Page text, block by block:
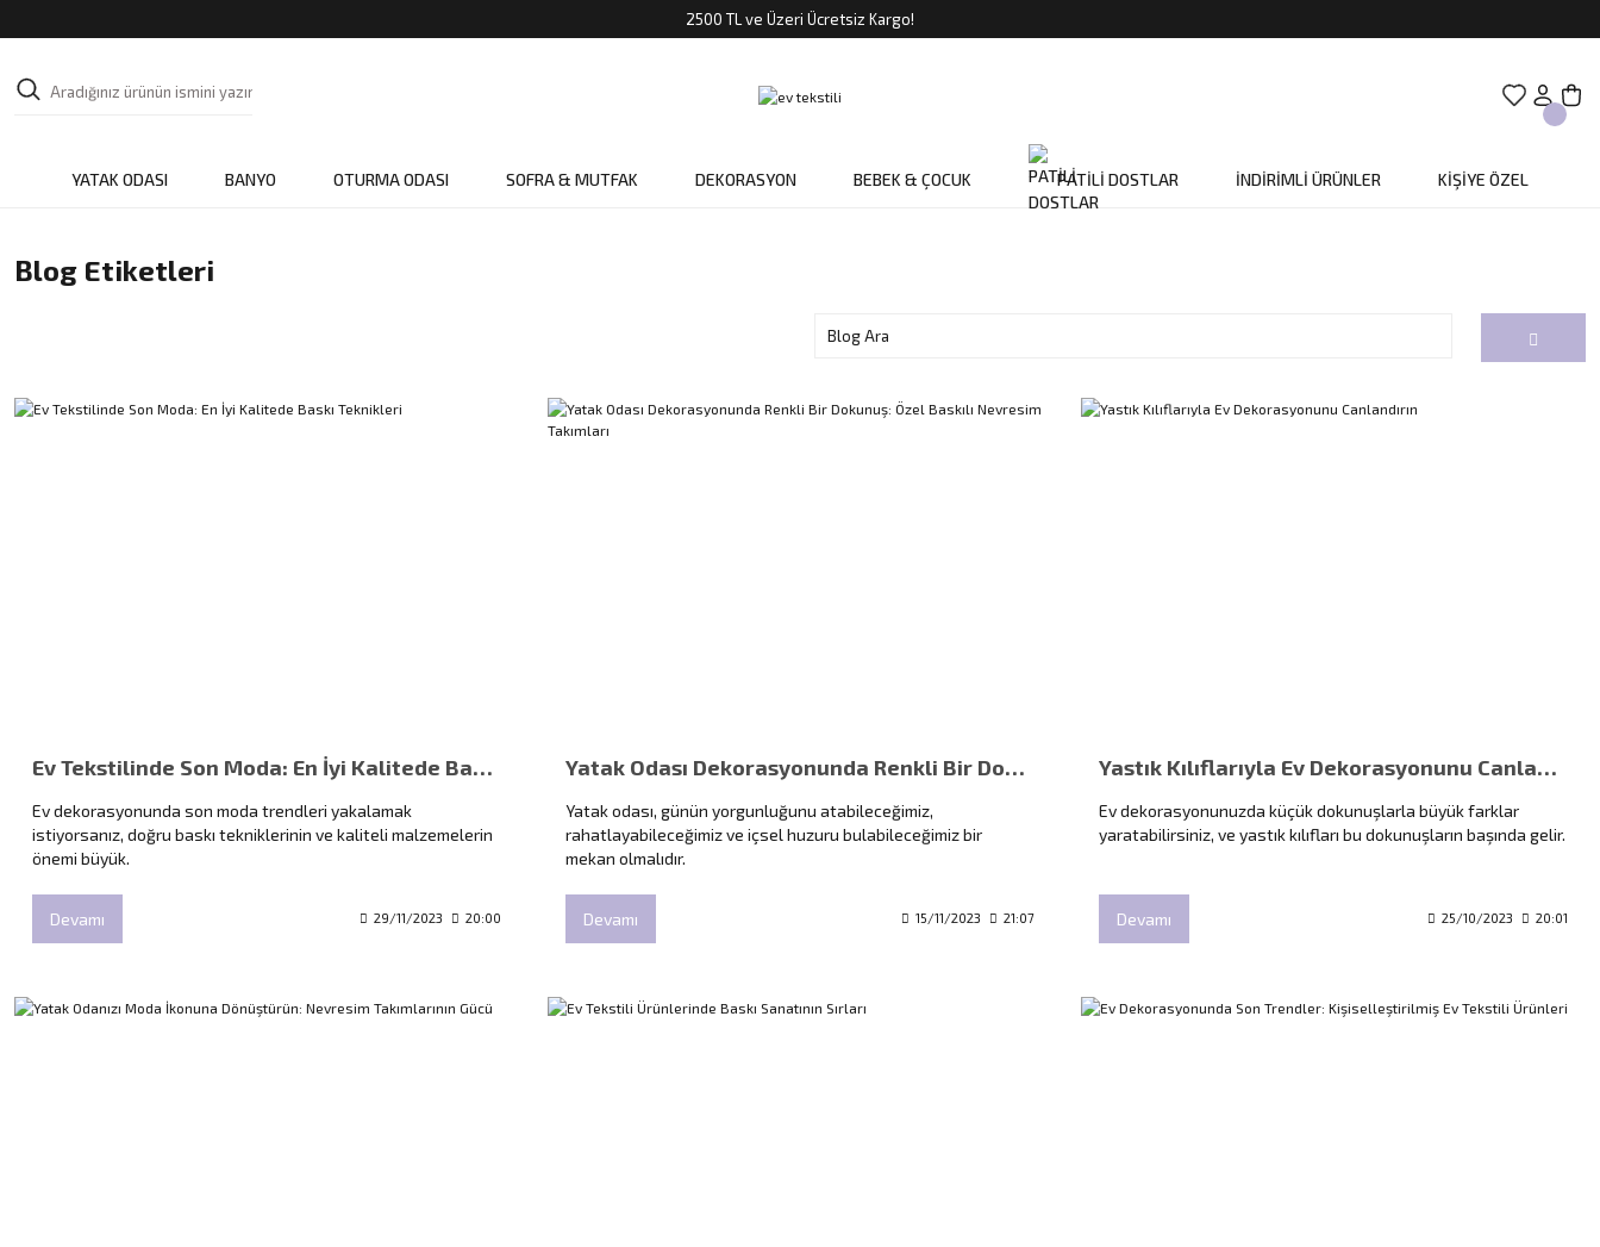
2500 TL ve Üzeri Ücretsiz Kargo!
YATAK ODASI BANYO OTURMA ODASI SOFRA & MUTFAK DEKORASYON BEBEK & ÇOCUK PATİLİ DOSTLAR İNDİRİMLİ ÜRÜNLER KİŞİYE ÖZEL
Blog Etiketleri
Ev Tekstilinde Son Moda: En İyi Kalitede Baskı Teknikleri
Ev dekorasyonunda son moda trendleri yakalamak
istiyorsanız, doğru baskı tekniklerinin ve kaliteli malzemelerin
önemi büyük.
Devamı 29/11/2023 20:00
Yatak Odası Dekorasyonunda Renkli Bir Dokunuş: Özel Baskılı Nevresim Takımları
Yatak odası, günün yorgunluğunu atabileceğimiz,
rahatlayabileceğimiz ve içsel huzuru bulabileceğimiz bir
mekan olmalıdır.
Devamı 15/11/2023 21:07
Yastık Kılıflarıyla Ev Dekorasyonunu Canlandırın
Ev dekorasyonunuzda küçük dokunuşlarla büyük farklar
yaratabilirsiniz, ve yastık kılıfları bu dokunuşların başında gelir.
Devamı 25/10/2023 20:01